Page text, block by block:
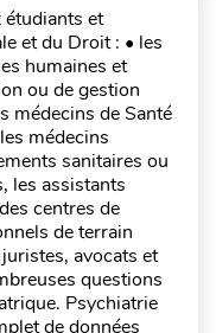
étudiants et
et du Droit : • les
humaines et
ou de gestion
médecins de Santé
médecins
sanitaires ou
les assistants
centres de
de terrain
avocats et
questions
Psychiatrie
de données